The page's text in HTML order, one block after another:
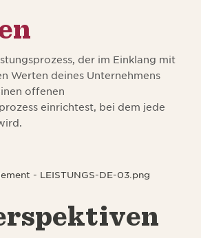
der im Einklang mit
Werten deines Unternehmens
offenen
einrichtest, bei dem jede